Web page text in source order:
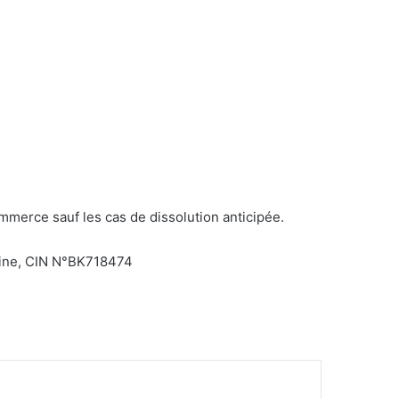
sauf les cas de dissolution anticipée.
CIN N°BK718474